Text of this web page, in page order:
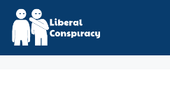
Skip
content